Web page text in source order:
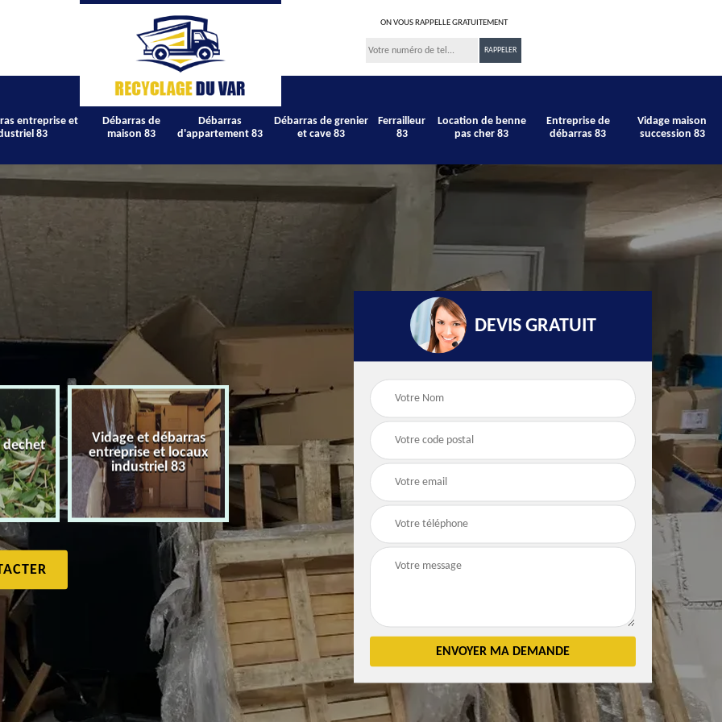
ON VOUS RAPPELLE GRATUITEMENT
entreprise et
83
Débarras de
maison 83
Débarras
d'appartement 83
Débarras de grenier
et cave 83
Ferrailleur
83
Location de benne
pas cher 83
Entreprise de
débarras 83
Vidage maison
succession 83
dechet
Vidage et débarras
entreprise et locaux
industriel 83
Débarras de maison 83
Débarras
d'appartement 83
Débarras de grenier et
cave 83
DEVIS GRATUIT